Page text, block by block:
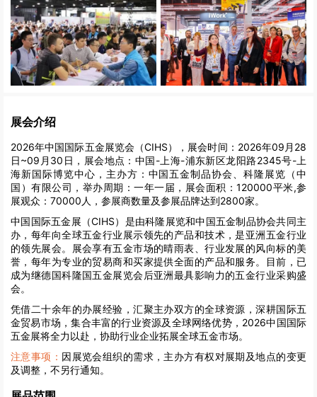
展会介绍
2026年中国国际五金展览会（CIHS），展会时间：2026年09月28
日~09月30日，展会地点：中国-上海-浦东新区龙阳路2345号-上
海新国际博览中心，主办方：中国五金制品协会、科隆展览（中
国）有限公司，举办周期：一年一届，展会面积：120000平米,参
展观众：70000人，参展商数量及参展品牌达到2800家。
中国国际五金展（CIHS）是由科隆展览和中国五金制品协会共同主
办，每年向全球五金行业展示领先的产品和技术，是亚洲五金行业
的领先展会。展会享有五金市场的晴雨表、行业发展的风向标的美
誉，每年为专业的贸易商和买家提供全面的产品和服务。目前，已
成为继德国科隆国五金展览会后亚洲最具影响力的五金行业采购盛
会。
凭借二十余年的办展经验，汇聚主办双方的全球资源，深耕国际五
金贸易市场，集合丰富的行业资源及全球网络优势，2026中国国际
五金展将全力以赴，协助行业企业拓展全球五金市场。
注意事项： 因展览会组织的需求，主办方有权对展期及地点的变更
及调整，不另行通知。